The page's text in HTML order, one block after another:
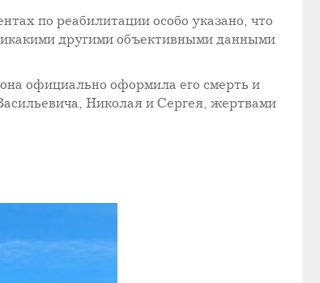
по реабилитации особо указано, что
другими объективными данными
официально оформила его смерть и
Николая и Сергея, жертвами